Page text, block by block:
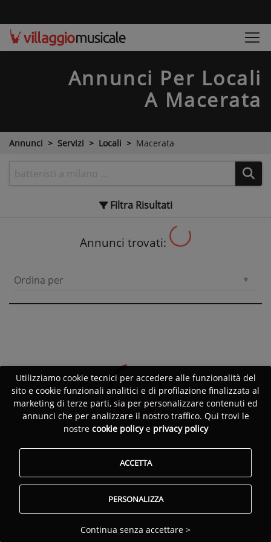
Annunci Per Locali
A Macerata
Annunci Servizi Locali Macerata
Filtra Risultati
Annunci trovati:
Ordina per
Utilizziamo cookie tecnici per accedere alle funzionalità del
sito e cookie funzionali analitici e di profilazione finalizzata al
marketing di terze parti, sia per personalizzare contenuti ed
annunci che per analizzare il nostro traffico. Qui trovi le
nostre cookie policye privacy policy
ACCETTA
PERSONALIZZA
Continua senza accettare >